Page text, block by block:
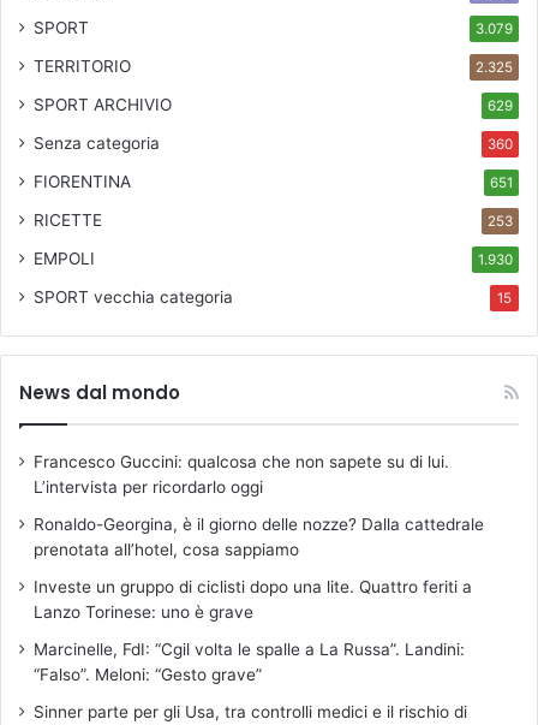
SPORT 3.079
TERRITORIO 2.325
SPORT ARCHIVIO 629
Senza categoria 360
FIORENTINA 651
RICETTE 253
EMPOLI 1.930
SPORT vecchia categoria 15
News dal mondo
Francesco Guccini: qualcosa che non sapete su di lui.
L’intervista per ricordarlo oggi
Ronaldo-Georgina, è il giorno delle nozze? Dalla cattedrale
prenotata all’hotel, cosa sappiamo
Investe un gruppo di ciclisti dopo una lite. Quattro feriti a
Lanzo Torinese: uno è grave
Marcinelle, FdI: “Cgil volta le spalle a La Russa”. Landini:
“Falso”. Meloni: “Gesto grave”
Sinner parte per gli Usa, tra controlli medici e il rischio di